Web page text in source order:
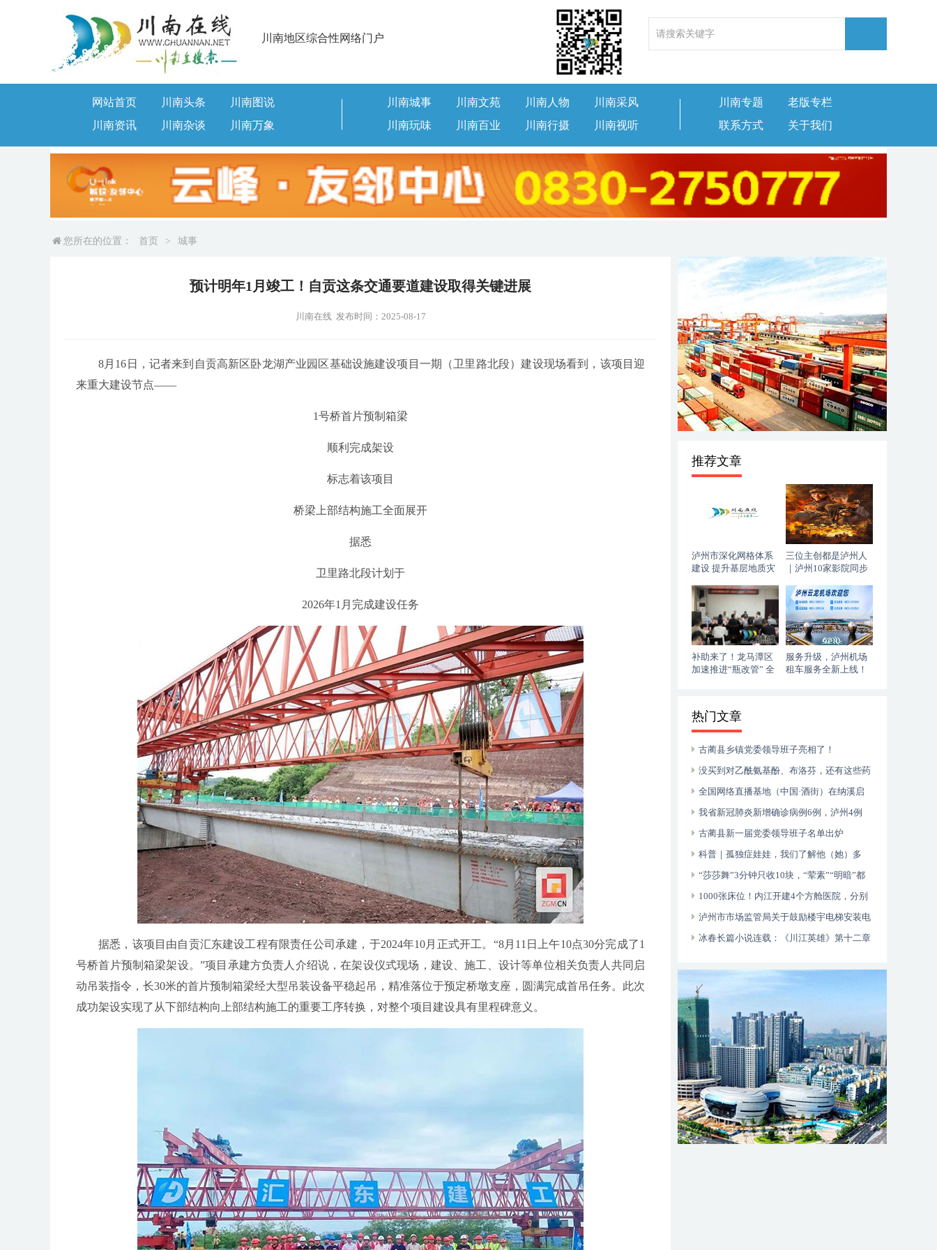
川南地区综合性网络门户
网站首页 川南头条
川南图说
川南资讯
川南杂谈 川南万象
川南城事 川南文苑 川南人物
川南采风
川南玩味
川南百业 川南行摄 川南视听
川南专题
老版专栏
联系方式
关于我们
您所在的位置： 首页 > 城事
预计明年1月竣工！自贡这条交通要道建设取得关键进展
川南在线 发布时间：2025-08-17
8月16日，记者来到自贡高新区卧龙湖产业园区基础设施建设项目一期（卫里路北段）建设现场看到，该项目迎
来重大建设节点——
1号桥首片预制箱梁
顺利完成架设
标志着该项目
桥梁上部结构施工全面展开
据悉
卫里路北段计划于
2026年1月完成建设任务
据悉，该项目由自贡汇东建设工程有限责任公司承建，于2024年10月正式开工。“8月11日上午10点30分完成了1
号桥首片预制箱梁架设。”项目承建方负责人介绍说，在架设仪式现场，建设、施工、设计等单位相关负责人共同启
动吊装指令，长30米的首片预制箱梁经大型吊装设备平稳起吊，精准落位于预定桥墩支座，圆满完成首吊任务。此次
成功架设实现了从下部结构向上部结构施工的重要工序转换，对整个项目建设具有里程碑意义。
推荐文章
泸州市深化网格体系
建设 提升基层地质灾
三位主创都是泸州人
｜泸州10家影院同步
今日登陆全国院线
补助来了！龙马潭区
加速推进“瓶改管” 全
服务升级，泸州机场
租车服务全新上线！
热门文章
古蔺县乡镇党委领导班子亮相了！
没买到对乙酰氨基酚、布洛芬，还有这些药
可以临时替代
全国网络直播基地（中国·酒街）在纳溪启
动运行
我省新冠肺炎新增确诊病例6例，泸州4例
古蔺县新一届党委领导班子名单出炉
科普｜孤独症娃娃，我们了解他（她）多
少？
“莎莎舞”3分钟只收10块，“荤素”“明暗”都
有，还可以······
1000张床位！内江开建4个方舱医院，分别
位于——
泸州市市场监管局关于鼓励楼宇电梯安装电
动自行车智能阻止系统的倡议书
冰春长篇小说连载：《川江英雄》第十二章